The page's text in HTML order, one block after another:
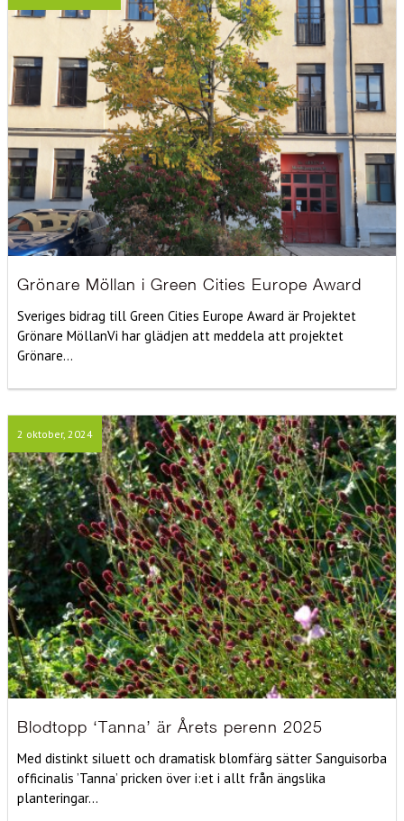
Grönare Möllan i Green Cities Europe Award
Sveriges bidrag till Green Cities Europe Award är Projektet
Grönare MöllanVi har glädjen att meddela att projektet
Grönare...
2 oktober, 2024
Blodtopp ‘Tanna’ är Årets perenn 2025
Med distinkt siluett och dramatisk blomfärg sätter Sanguisorba
officinalis ’Tanna’ pricken över i:et i allt från ängslika
planteringar...